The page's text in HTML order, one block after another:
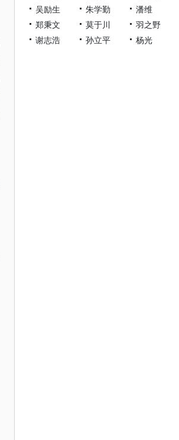
吴励生
朱学勤
潘维
郑秉文
莫于川
羽之野
谢志浩
孙立平 杨光